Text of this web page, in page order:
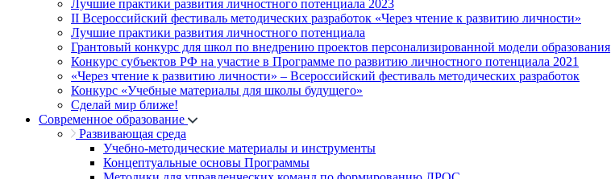
Лучшие практики развития личностного потенциала 2023
II Всероссийский фестиваль методических разработок «Через чтение к развитию личности»
Лучшие практики развития личностного потенциала
Грантовый конкурс для школ по внедрению проектов персонализированной модели образования
Конкурс субъектов РФ на участие в Программе по развитию личностного потенциала 2021
«Через чтение к развитию личности» – Всероссийский фестиваль методических разработок
Конкурс «Учебные материалы для школы будущего»
Сделай мир ближе!
Современное образование
Развивающая среда
Учебно-методические материалы и инструменты
Концептуальные основы Программы